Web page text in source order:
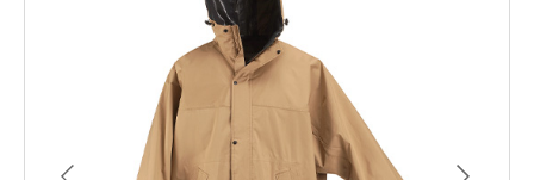
カテゴリ一覧
学校生活とは？